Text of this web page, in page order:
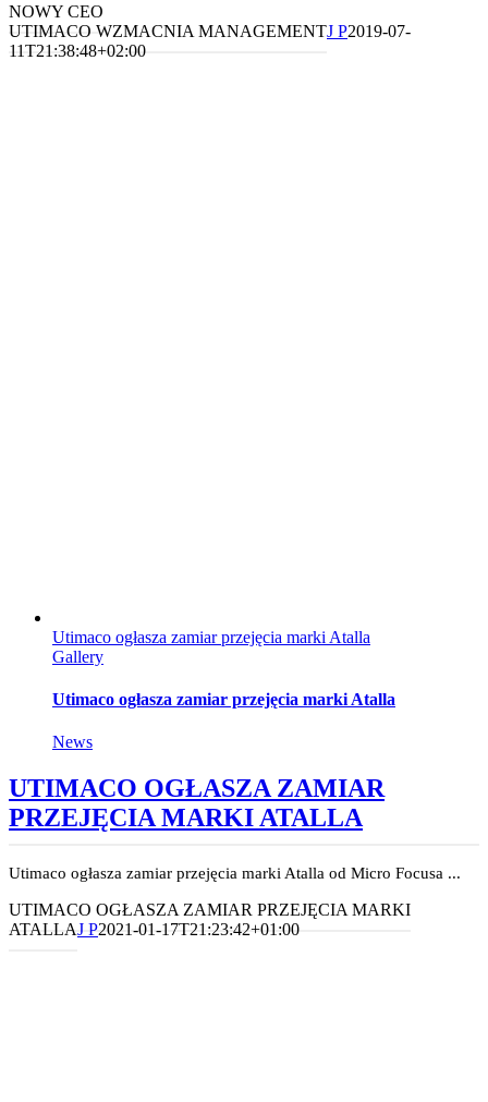
NOWY CEO
UTIMACO WZMACNIA MANAGEMENTJ P2019-07-
11T21:38:48+02:00
Utimaco ogłasza zamiar przejęcia marki Atalla
Gallery
Utimaco ogłasza zamiar przejęcia marki Atalla
News
UTIMACO OGŁASZA ZAMIAR
PRZEJĘCIA MARKI ATALLA
Utimaco ogłasza zamiar przejęcia marki Atalla od Micro Focusa ...
UTIMACO OGŁASZA ZAMIAR PRZEJĘCIA MARKI
ATALLAJ P2021-01-17T21:23:42+01:00